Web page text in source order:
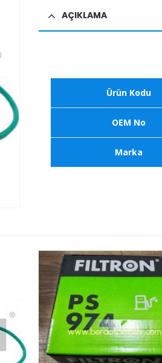
AÇIKLAMA
Ürün Kodu
OEM No
Marka